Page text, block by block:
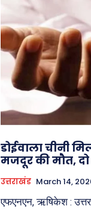
डोईवाला चीनी
मजदूर की मौत,
उत्तराखंड March 14,
एफएनएन, ऋषिकेश :